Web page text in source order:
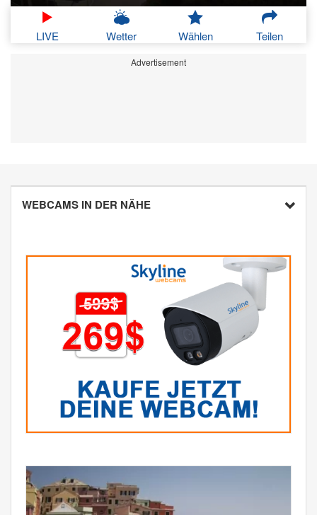
LIVE Wetter Wählen Teilen
Advertisement
WEBCAMS IN DER NÄHE